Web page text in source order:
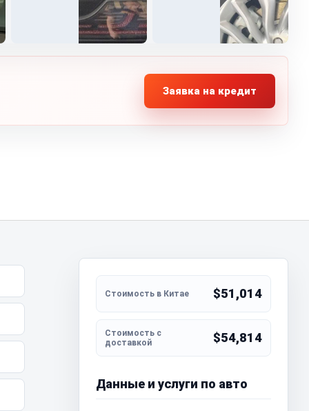
Заявка на кредит
$51,014
$54,814
Данные и услуги по авто